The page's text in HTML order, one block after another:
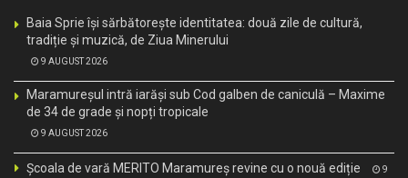
Baia Sprie își sărbătorește identitatea: două zile de cultură,
tradiție și muzică, de Ziua Minerului
9 AUGUST 2026
Maramureșul intră iarăși sub Cod galben de caniculă – Maxime
de 34 de grade și nopți tropicale
9 AUGUST 2026
Școala de vară MERITO Maramureș revine cu o nouă ediție 9